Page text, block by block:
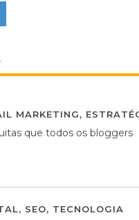
MARKETING,
que todos os bloggers
, SEO, TECNOLOGIA